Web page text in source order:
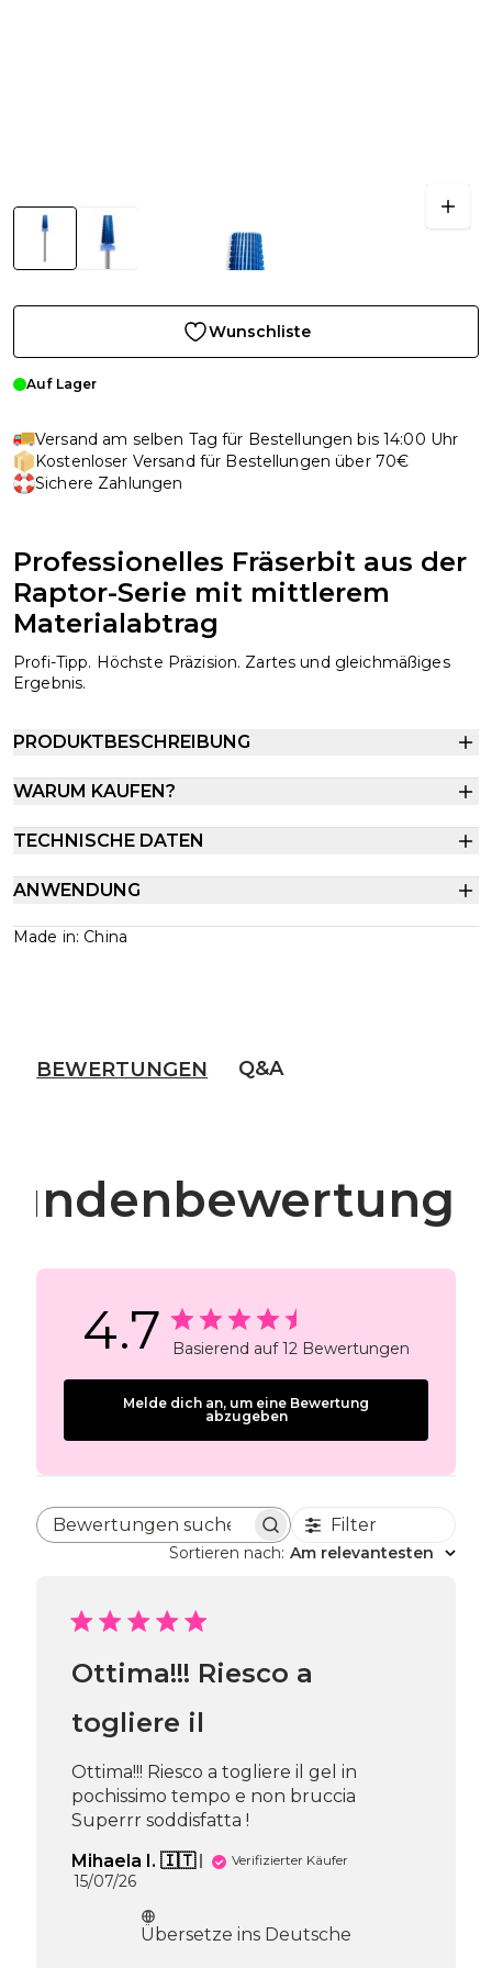
Wunschliste
Auf Lager
Versand am selben Tag für Bestellungen bis 14:00 Uhr
Kostenloser Versand für Bestellungen über 70€
Sichere Zahlungen
Professionelles Fräserbit aus der
Raptor-Serie mit mittlerem
Materialabtrag
Profi-Tipp. Höchste Präzision. Zartes und gleichmäßiges
Ergebnis.
PRODUKTBESCHREIBUNG
WARUM KAUFEN?
TECHNISCHE DATEN
ANWENDUNG
Made in: China
BEWERTUNGEN Q&A
4.7 Basierend auf 12 Bewertungen
Melde dich an, um eine Bewertung
abzugeben
Bewertungen suchen
Filter
Sortieren nach: Am relevantesten
Ottima!!! Riesco a
togliere il
Ottima!!! Riesco a togliere il gel in
pochissimo tempo e non bruccia
Superrr soddisfatta !
Mihaela I. 🇮🇹
Verifizierter Käufer
Veröffentlichungsdatum
15/07/26
Übersetze ins Deutsche